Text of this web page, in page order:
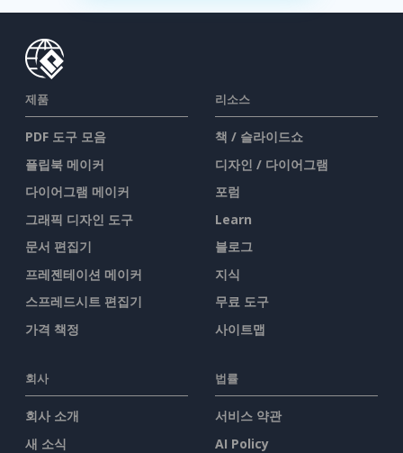
제품
PDF 도구 모음
플립북 메이커
다이어그램 메이커
그래픽 디자인 도구
문서 편집기
프레젠테이션 메이커
스프레드시트 편집기
가격 책정
리소스
책 / 슬라이드쇼
디자인 / 다이어그램
포럼
Learn
블로그
지식
무료 도구
사이트맵
회사
회사 소개
새 소식
법률
서비스 약관
AI Policy